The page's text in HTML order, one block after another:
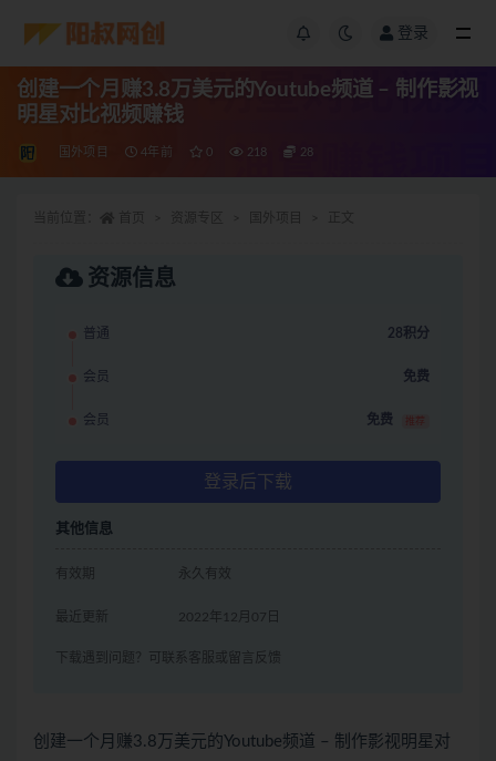
登录
创建一个月赚3.8万美元的Youtube频道 – 制作影视
明星对比视频赚钱
国外项目 4年前 0 218 28
资源信息
普通 28积分
会员 免费
会员 免费 推荐
登录后下载
其他信息
有效期 永久有效
最近更新 2022年12月07日
下载遇到问题？可联系客服或留言反馈
创建一个月赚3.8万美元的Youtube频道 – 制作影视明星对